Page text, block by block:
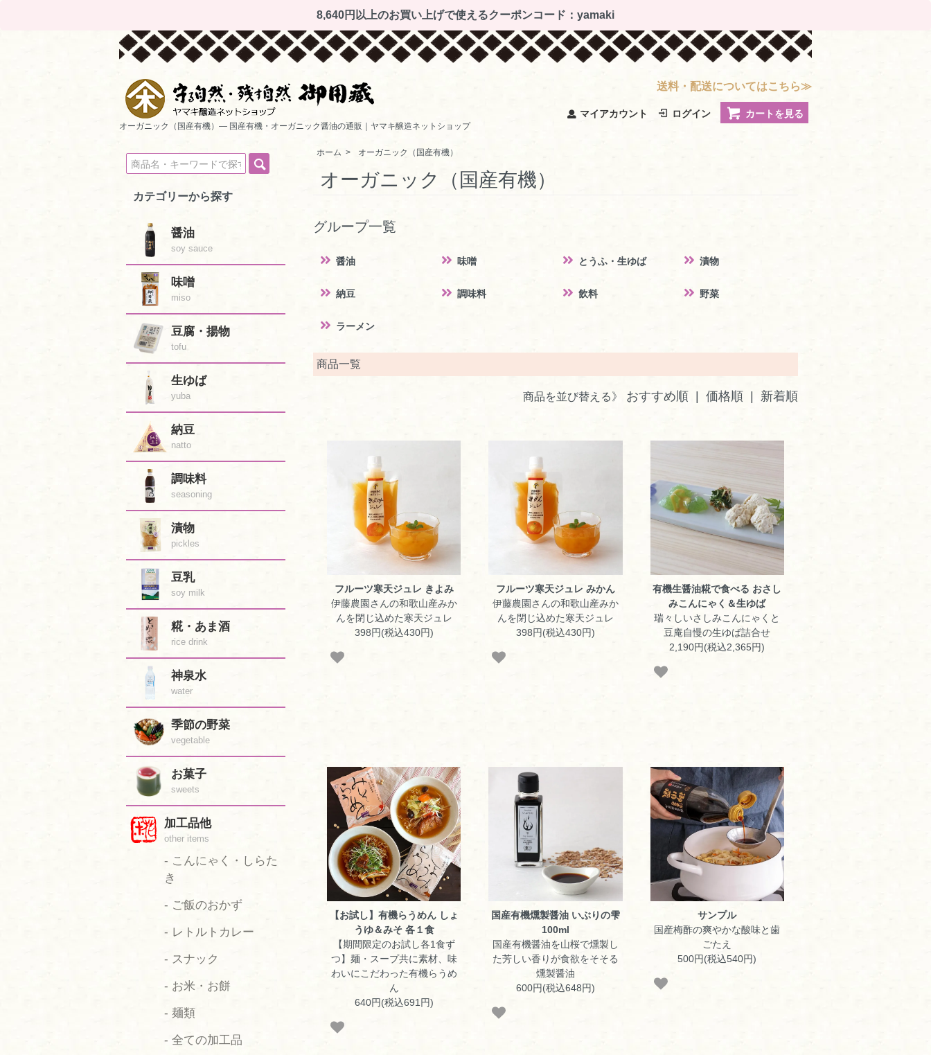
8,640円以上のお買い上げで使えるクーポンコード：yamaki
オーガニック（国産有機）― 国産有機・オーガニック醤油の通販｜ヤマキ醸造ネットショップ
送料・配送についてはこちら≫
マイアカウント ログイン カートを見る
ホーム > オーガニック（国産有機）
オーガニック（国産有機）
グループ一覧
醤油 味噌 とうふ・生ゆば 漬物
納豆 調味料 飲料 野菜
ラーメン
商品一覧
商品を並び替える》 おすすめ順 価格順 | 新着順
フルーツ寒天ジュレ きよみ
伊藤農園さんの和歌山産みか
んを閉じ込めた寒天ジュレ
398円(税込430円)
フルーツ寒天ジュレ みかん
伊藤農園さんの和歌山産みか
んを閉じ込めた寒天ジュレ
398円(税込430円)
有機生醤油糀で食べる おさし
みこんにゃく＆生ゆば
瑞々しいさしみこんにゃくと
豆庵自慢の生ゆば詰合せ
2,190円(税込2,365円)
【お試し】有機らうめん しょ
うゆ＆みそ 各１食
【期間限定のお試し各1食ず
つ】麺・スープ共に素材、味
わいにこだわった有機らうめ
ん
640円(税込691円)
国産有機燻製醤油 いぶりの雫
100ml
国産有機醤油を山桜で燻製し
た芳しい香りが食欲をそそる
燻製醤油
600円(税込648円)
サンプル
国産梅酢の爽やかな酸味と歯
ごたえ
500円(税込540円)
カテゴリーから探す
醤油
soy sauce
味噌
miso
豆腐・揚物
tofu
生ゆば
yuba
納豆
natto
調味料
seasoning
漬物
pickles
豆乳
soy milk
糀・あま酒
rice drink
神泉水
water
季節の野菜
vegetable
お菓子
sweets
加工品他
other items
- こんにゃく・しらた
き
- ご飯のおかず
- レトルトカレー
- スナック
- お米・お餅
- 麺類
- 全ての加工品